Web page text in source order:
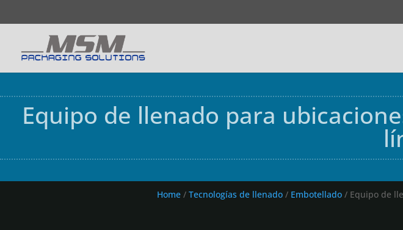
Equipo de llenado para
Home/ Tecnologías de llenado/ Embotellado/ Equipo de